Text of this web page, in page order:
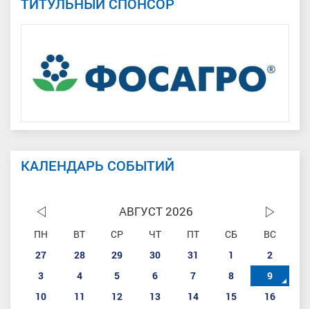
КАЛЕНДАРЬ СОБЫТИЙ
АВГУСТ 2026
ПН ВТ СР ЧТ ПТ СБ
ВС
27
28 29 30 31 1
2
3
4 5 6 7 8
9
10
11 12 13 14 15
16